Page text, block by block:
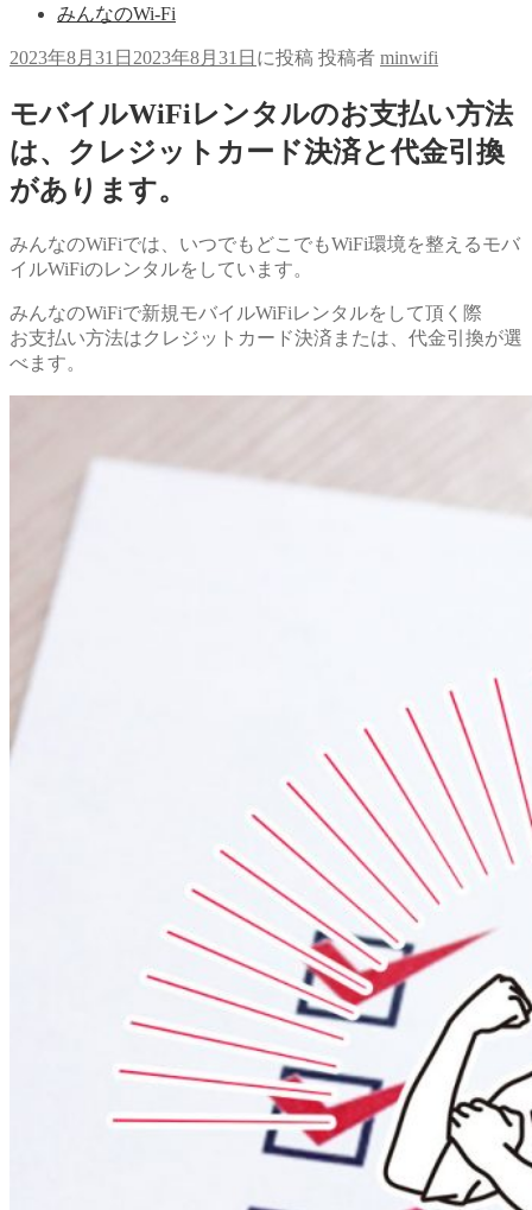
みんなのWi-Fi
2023年8月31日 2023年8月31日 に投稿 投稿者 minwifi
モバイルWiFiレンタルのお支払い方法
は、クレジットカード決済と代金引換
があります。
みんなのWiFiでは、いつでもどこでもWiFi環境を整えるモバ
イルWiFiのレンタルをしています。
みんなのWiFiで新規モバイルWiFiレンタルをして頂く際
お支払い方法はクレジットカード決済または、代金引換が選
べます。